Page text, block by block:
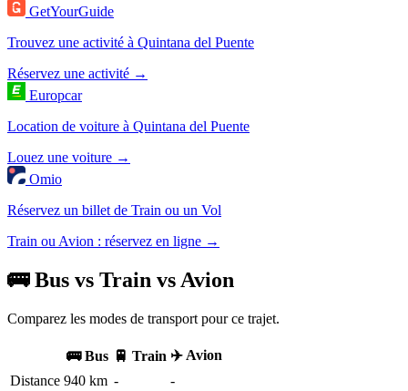
GetYourGuide
Trouvez une activité à Quintana del Puente
Réservez une activité →
Europcar
Location de voiture à Quintana del Puente
Louez une voiture →
Omio
Réservez un billet de Train ou un Vol
Train ou Avion : réservez en ligne →
🚌 Bus vs Train vs Avion
Comparez les modes de transport pour ce trajet.
🚌 Bus 🚆 Train ✈️ Avion
Distance 940 km -
-